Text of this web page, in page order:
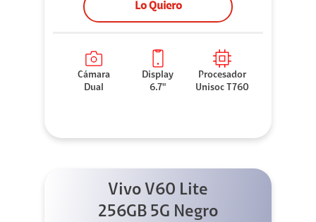
Lo Quiero
Cámara
Dual
Display
6.7"
Procesador
Unisoc T760
Vivo V60 Lite
256GB 5G Negro